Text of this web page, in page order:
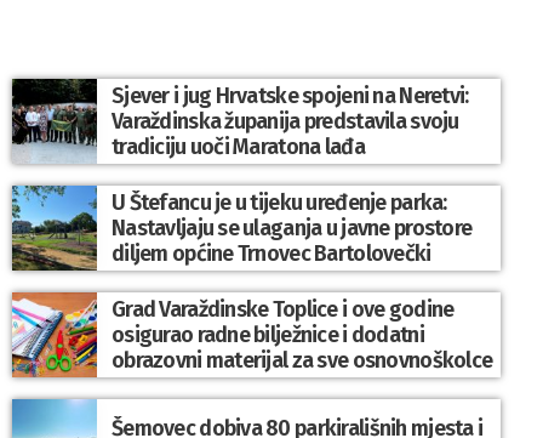
Sjever i jug Hrvatske spojeni na Neretvi:
Varaždinska županija predstavila svoju
tradiciju uoči Maratona lađa
U Štefancu je u tijeku uređenje parka:
Nastavljaju se ulaganja u javne prostore
diljem općine Trnovec Bartolovečki
Grad Varaždinske Toplice i ove godine
osigurao radne bilježnice i dodatni
obrazovni materijal za sve osnovnoškolce
Šemovec dobiva 80 parkirališnih mjesta i